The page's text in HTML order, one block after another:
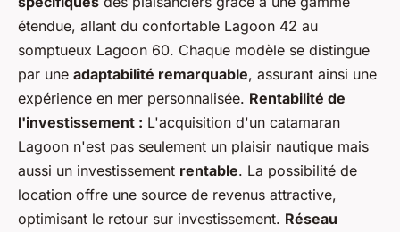
étendue, allant du confortable Lagoon 42 au
somptueux Lagoon 60. Chaque modèle se distingue
par une adaptabilité remarquable, assurant ainsi une
expérience en mer personnalisée. Rentabilité de
l'investissement : L'acquisition d'un catamaran
Lagoon n'est pas seulement un plaisir nautique mais
aussi un investissement rentable. La possibilité de
location offre une source de revenus attractive,
optimisant le retour sur investissement. Réseau